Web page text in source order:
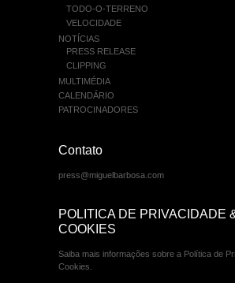
TODO-O-TERRENO
VELOCIDADE
NOTÍCIAS
PRESS RELEASE
CLIPPING
MULTIMÉDIA
CALENDÁRIO
PATROCINADORES
Contato
press@miguelbarbosa.com
POLITICA DE PRIVACIDADE
COOKIES
Saiba mais informações sobre a Política de
Cookies.